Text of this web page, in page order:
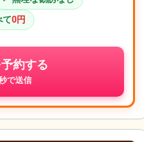
て0円
約する
で送信